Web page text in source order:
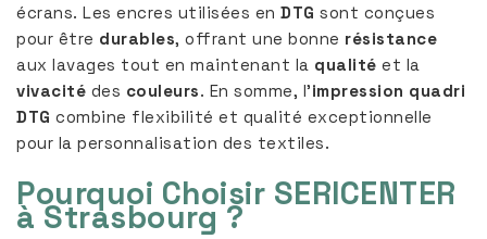
écrans. Les encres utilisées en DTG sont conçues
pour être durables, offrant une bonne résistance
aux lavages tout en maintenant la qualité et la
vivacité des couleurs. En somme, l’impression quadri
DTG combine flexibilité et qualité exceptionnelle
pour la personnalisation des textiles.
Pourquoi Choisir SERICENTER
à Strasbourg ?